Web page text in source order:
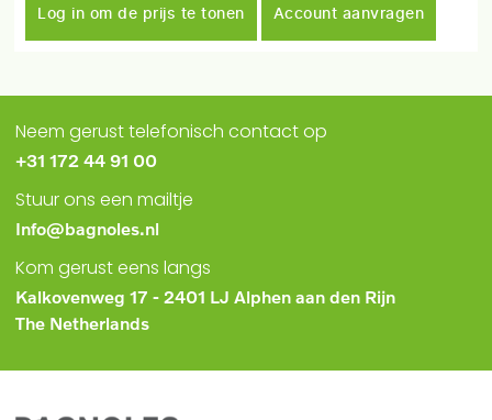
Log in om de prijs te tonen Account aanvragen
Neem gerust telefonisch contact op
+31 172 44 91 00
Stuur ons een mailtje
Info@bagnoles.nl
Kom gerust eens langs
Kalkovenweg 17 - 2401 LJ Alphen aan den Rijn
The Netherlands